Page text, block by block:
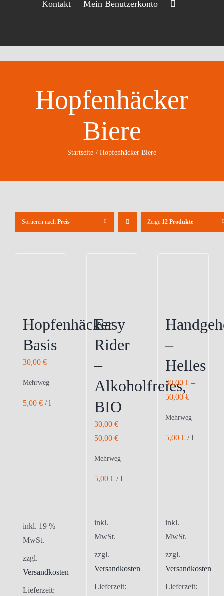
Kontakt Mein Benutzerkonto
Hopfenhäcker
Biere
Startseite Hopfenhäcker Biere
Sortieren nach Preis Zeige 12 Produkte
Hopfenhäcker
Basis
30,00 €
Mehrweg
5,00 € /l
inkl. 19 %
MwSt.
zzgl.
Versandkosten
Lieferzeit:
Easy
Rider
–
Alkoholfreies,
BIO
30,00 €–
50,00 €
Mehrweg
5,00 €/l
inkl.
MwSt.
zzgl.
Versandkosten
Lieferzeit:
–
Helles
30,00€ –
50,00€
Mehrweg
5,00€ /l
inkl.
MwSt.
zzgl.
Versandkosten
Lieferzeit: